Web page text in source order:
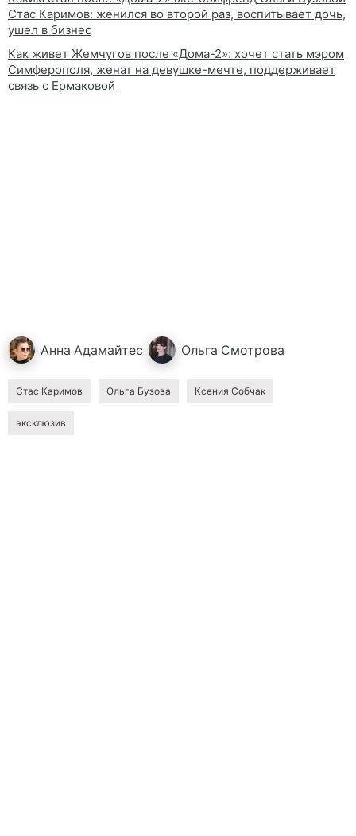
Стас Каримов: женился во второй раз, воспитывает дочь,
ушел в бизнес
Как живет Жемчугов после «Дома-2»: хочет стать мэром
Симферополя, женат на девушке-мечте, поддерживает
связь с Ермаковой
Анна Адамайтес Ольга Смотрова
Стас Каримов Ольга Бузова Ксения Собчак
эксклюзив